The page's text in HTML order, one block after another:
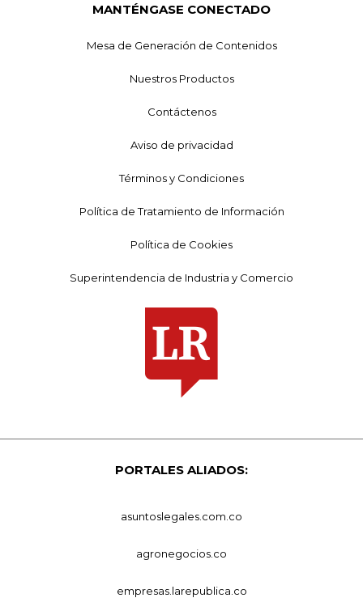
MANTÉNGASE CONECTADO
Mesa de Generación de Contenidos
Nuestros Productos
Contáctenos
Aviso de privacidad
Términos y Condiciones
Política de Tratamiento de Información
Política de Cookies
Superintendencia de Industria y Comercio
PORTALES ALIADOS:
asuntoslegales.com.co
agronegocios.co
empresas.larepublica.co